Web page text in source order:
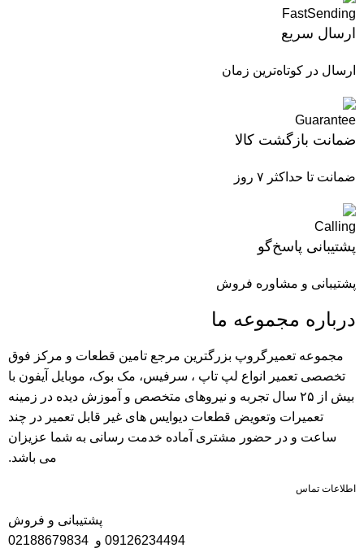
ارسال سریع
ارسال در کوتاه‌ترین زمان
ضمانت بازگشت کالا
ضمانت تا حداکثر ۷ روز
پشتیبانی پاسخ‌گو
پشتیبانی و مشاوره فروش
درباره مجموعه ما
مجموعه تعمیرگروپ بزرگترین مرجع تامین قطعات و مرکز فوق
تخصصی تعمیر انواع لپ تاپ ، سرفیس، مک بوک، موبایل آیفون با
بیش از ۲۵ سال تجربه و نیرو‌های متخصص و آموزش دیده در زمینه
تعمیرات وتعویض قطعات دیوایس های غیر قابل تعمیر در چند
ساعت و در حضور مشتری آماده خدمت رسانی به شما عزیزان
می باشد.
اطلاعات تماس
پشتیبانی و فروش
09126234494 و